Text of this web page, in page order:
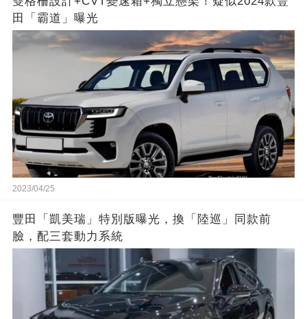
田「霸道」曝光
2023/04/25
豐田「凱美瑞」特別版曝光，換「陸巡」同款前
臉，配三套動力系統